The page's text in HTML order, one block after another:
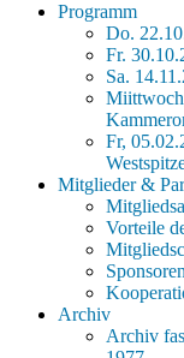
Programm
Do.
Fr.
Sa.
Fr,
Mitglieder &
Vorteile
Archiv
Archiv